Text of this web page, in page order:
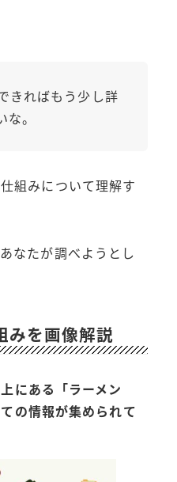
きればもう少し詳
。
組みについて理解す
なたが調べようとし
みを画像解説
にある「ラーメン
の情報が集められて